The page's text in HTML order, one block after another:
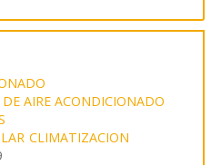
AIRE ACONDICIONADO
CLIMATIZACION